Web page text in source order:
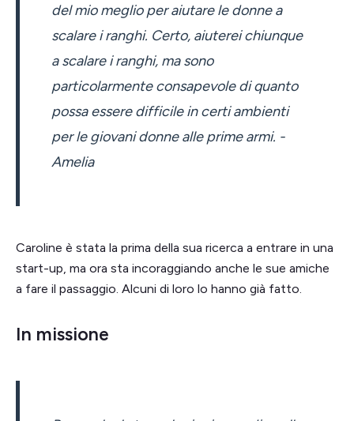
del mio meglio per aiutare le donne a
scalare i ranghi. Certo, aiuterei chiunque
a scalare i ranghi, ma sono
particolarmente consapevole di quanto
possa essere difficile in certi ambienti
per le giovani donne alle prime armi. -
Amelia
Caroline è stata la prima della sua ricerca a entrare in una
start-up, ma ora sta incoraggiando anche le sue amiche
a fare il passaggio. Alcuni di loro lo hanno già fatto.
In missione